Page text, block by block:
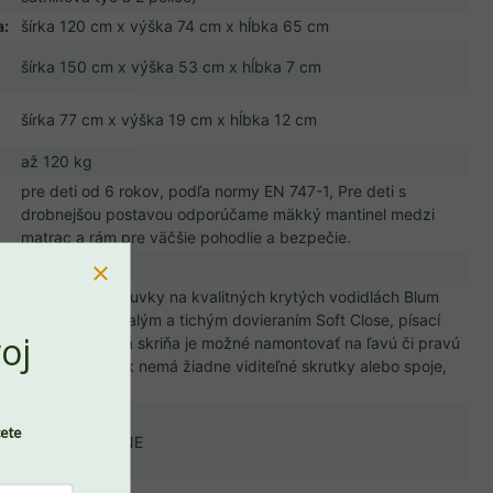
:
šírka 120 cm x výška 74 cm x hĺbka 65 cm
šírka 150 cm x výška 53 cm x hĺbka 7 cm
šírka 77 cm x výška 19 cm x hĺbka 12 cm
až 120 kg
pre deti od 6 rokov, podľa normy EN 747-1, Pre deti s
drobnejšou postavou odporúčame mäkký mantinel medzi
matrac a rám pre väčšie pohodlie a bezpečie.
posteľový rošt
súčasťou 4 zásuvky na kvalitných krytých vodidlách Blum
Invisible s pomalým a tichým dovieraním Soft Close, písací
stôl a šatníková skriňa je možné namontovať na ľavú či pravú
stranu, nábytok nemá žiadne viditeľné skrutky alebo spoje,
bočnica SIMONE
PREJSŤ DO KOŠÍKA